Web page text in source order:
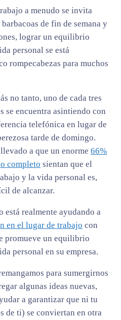
a menudo se invita
de fin de semana y
lograr un equilibrio
personal se está
rompecabezas para muchos
no tanto, uno de cada tres
se encuentra asintiendo con
telefónica en lugar de
tarde de domingo.
a que un enorme 66%
completo sientan que el
y la vida personal es,
de alcanzar.
está realmente ayudando a
en el lugar de trabajo con
promueve un equilibrio
personal en su empresa.
para sumergirnos
algunas ideas nuevas,
a garantizar que ni tu
de ti) se conviertan en otra